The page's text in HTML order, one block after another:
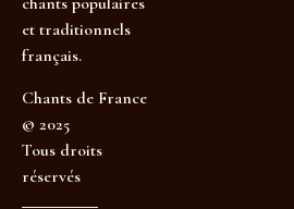
et traditionnels
français.
Chants de France
© 2025
Tous droits
réservés